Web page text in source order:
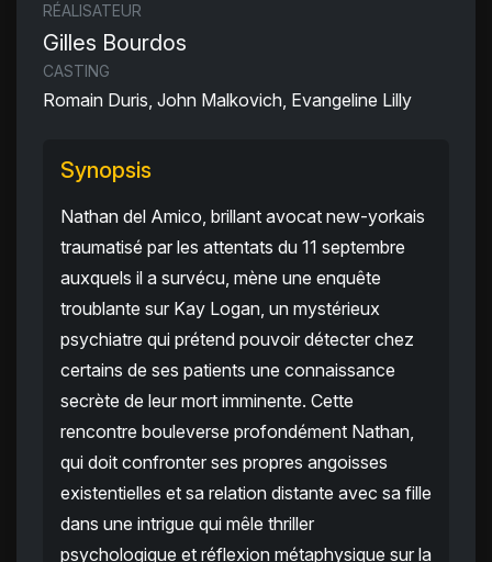
RÉALISATEUR
Gilles Bourdos
CASTING
Romain Duris, John Malkovich, Evangeline Lilly
Synopsis
Nathan del Amico, brillant avocat new-yorkais
traumatisé par les attentats du 11 septembre
auxquels il a survécu, mène une enquête
troublante sur Kay Logan, un mystérieux
psychiatre qui prétend pouvoir détecter chez
certains de ses patients une connaissance
secrète de leur mort imminente. Cette
rencontre bouleverse profondément Nathan,
qui doit confronter ses propres angoisses
existentielles et sa relation distante avec sa fille
dans une intrigue qui mêle thriller
psychologique et réflexion métaphysique sur la